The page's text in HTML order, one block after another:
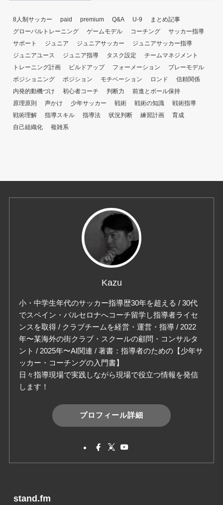
8人制サッカー paid premium Q&A U-9
まとめ記事
グローバルトレーニング
ゲームモデル コーチング
サッカー指導
サポート
ジュニア ジュニアサッカー
ジュニアサッカー指導
ジュニアユース
ジュニア指導 タスク設定
チームマネジメント
トレーニング計画
ビルドアップ フォーメーション
プレーモデル
ポジショニング
ポジション モチベーション ロンド
信頼関係
内発的動機づけ
初心者コーチ 判断力
前進とボール保持
原理原則
声かけ 少年サッカー 戦術 戦術の知識
戦術指導
戦術理解
指導スキル 指導法 状況判断 練習計画
育成
自己組織化
複雑系
Kazu
小・中学生年代のサッカー指導歴30年を超える / 30代
でスペイン・バルセロナへコーチ留学し指導者ライセ
ンスを取得 / クラブチームを経営・運営・指導 / 2022
年〜某海外の街クラブ・スクールの顧問・コンサルタ
ント / 2025年〜AI関連 / 著書：指導者のための【少年サ
ッカー・コーチングの入門書】
日々指導現場で実践しながら現場で役立つ情報を発信
します！
プロフィール詳細
stand.fm